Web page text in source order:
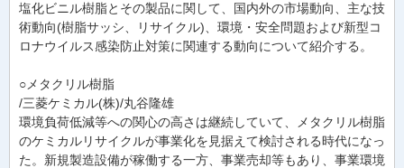
塩化ビニル樹脂とその製品に関して、国内外の市場動向、主な技
術動向(樹脂サッシ、リサイクル)、環境・安全問題および新型コ
ロナウイルス感染防止対策に関連する動向について紹介する。
○メタクリル樹脂
/三菱ケミカル(株)/丸谷隆雄
環境負荷低減等への関心の高さは継続していて、メタクリル樹脂
のケミカルリサイクルが事業化を見据えて検討される時代になっ
た。新規製造設備が稼働する一方、事業売却等もあり、事業環境